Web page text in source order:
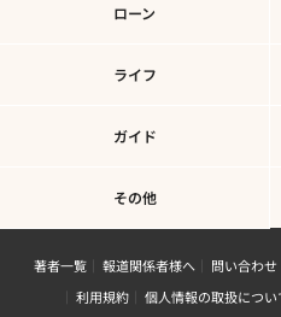
ローン
ライフ
ガイド
その他
著者一覧 報道関係者様へ 問い合わせ
利用規約
個人情報の取扱につい